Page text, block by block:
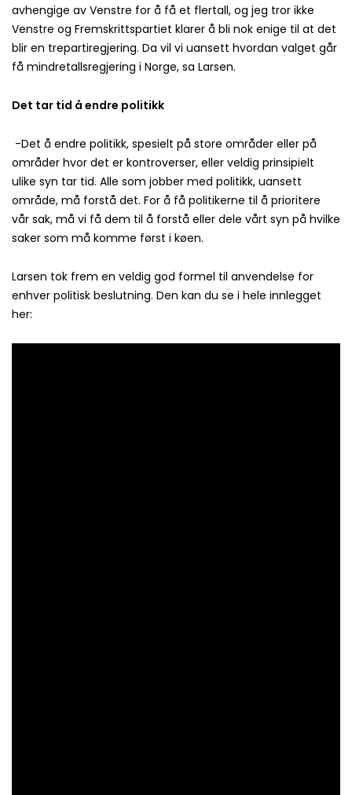
avhengige av Venstre for å få et flertall, og jeg tror ikke
Venstre og Fremskrittspartiet klarer å bli nok enige til at det
blir en trepartiregjering. Da vil vi uansett hvordan valget går
få mindretallsregjering i Norge, sa Larsen.
Det tar tid å endre politikk
-Det å endre politikk, spesielt på store områder eller på
områder hvor det er kontroverser, eller veldig prinsipielt
ulike syn tar tid. Alle som jobber med politikk, uansett
område, må forstå det. For å få politikerne til å prioritere
vår sak, må vi få dem til å forstå eller dele vårt syn på hvilke
saker som må komme først i køen.
Larsen tok frem en veldig god formel til anvendelse for
enhver politisk beslutning. Den kan du se i hele innlegget
her: